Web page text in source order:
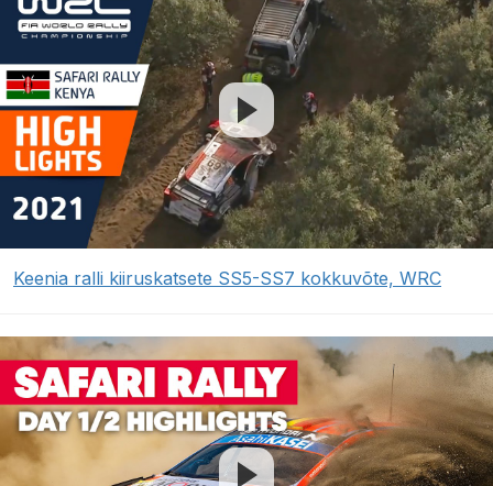
Keenia ralli kiiruskatsete SS5-SS7 kokkuvõte, WRC